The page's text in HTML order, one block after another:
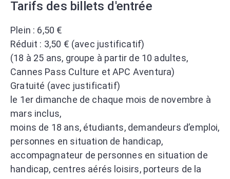
Tarifs des billets d'entrée
Plein : 6,50 €
Réduit : 3,50 € (avec justificatif)
(18 à 25 ans, groupe à partir de 10 adultes,
Cannes Pass Culture et APC Aventura)
Gratuité (avec justificatif)
le 1er dimanche de chaque mois de novembre à
mars inclus,
moins de 18 ans, étudiants, demandeurs d’emploi,
personnes en situation de handicap,
accompagnateur de personnes en situation de
handicap, centres aérés loisirs, porteurs de la